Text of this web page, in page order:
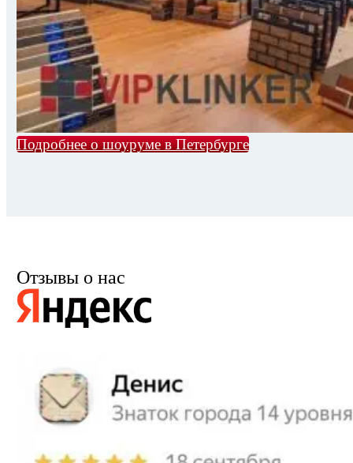
Подробнее о шоуруме в Петербурге
Отзывы о нас